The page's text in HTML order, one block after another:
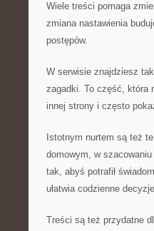
Wiele treści pomaga
zmiana nastawienia
postępów.
W serwisie znajdziesz
zagadki. To część, która
innej strony i często
Istotnym nurtem są też
domowym, w
tak, abyś potrafił
ułatwia codzienne
Treści są też przydatne